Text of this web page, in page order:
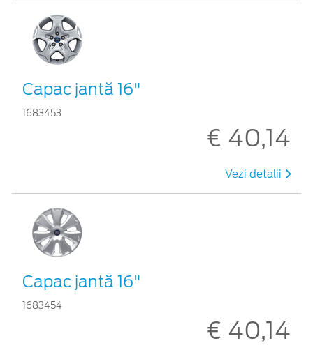
Capac jantă 16"
1683453
€ 40,14
Vezi detalii
Capac jantă 16"
1683454
€ 40,14